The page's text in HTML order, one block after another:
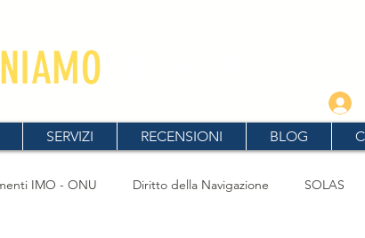
SERVIZI RECENSIONI BLOG
IMO - ONU Diritto della Navigazione SOLAS